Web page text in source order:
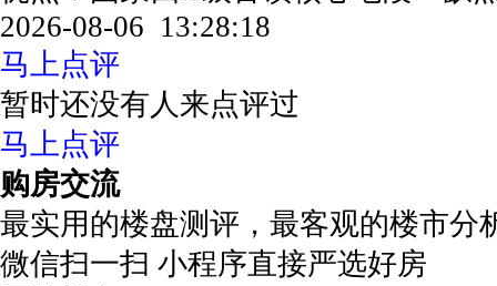
2026-08-06 13:28:18
马上点评
暂时还没有人来点评过
马上点评
购房交流
最实用的楼盘测评，最客观的楼市分
微信扫一扫 小程序直接严选好房